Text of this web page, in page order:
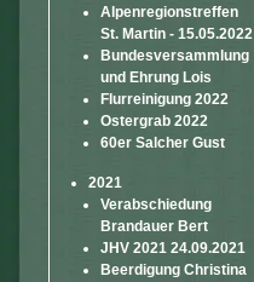
Alpenregionstreffen
St. Martin - 15.05.2022
Bundesversammlung
und Ehrung Lois
Flurreinigung 2022
Ostergrab 2022
60er Salcher Gust
2021
Verabschiedung
Brandauer Bert
JHV 2021 24.09.2021
Beerdigung Christina